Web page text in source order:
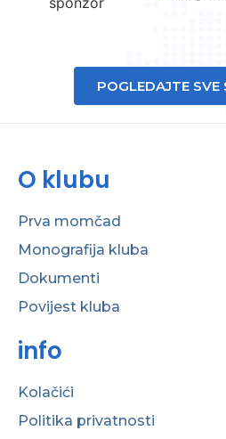
POGLEDAJTE SVE
O klubu
Prva momčad
Monografija kluba
Dokumenti
Povijest kluba
info
Kolačići
Politika privatnosti